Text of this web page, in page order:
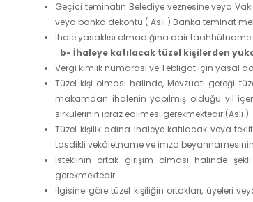
Geçici teminatın Belediye veznesine veya
veya banka dekontu ( Aslı ) Banka teminat
İhale yasaklısı olmadığına dair taahhütname.
b- İhaleye katılacak tüzel kişilerden
Vergi kimlik numarası ve Tebligat için yasal
Tüzel kişi olması halinde, Mevzuatı gereği
makamdan ihalenin yapılmış olduğu yıl
sirkülerinin ibraz edilmesi gerekmektedir.(Aslı )
Tüzel kişilik adına ihaleye katılacak veya
tasdikli vekâletname ve imza
İsteklinin ortak girişim olması halinde
gerekmektedir.
İlgisine göre tüzel kişiliğin ortakları, üyeleri